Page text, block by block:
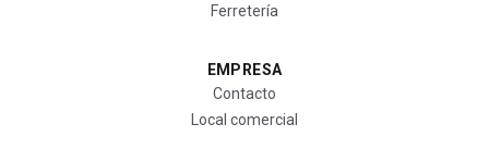
Ferretería
EMPRESA
Contacto
Local comercial